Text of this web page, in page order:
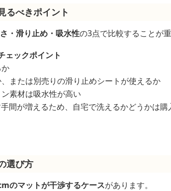
るべきポイント
・滑り止め・吸水性の3点で比較することが重
ェックポイント
または別売りの滑り止めシートが使えるか
素材は吸水性が高い
間が増えるため、自宅で洗えるかどうかは購
選び方
のマットが干渉するケースがあります。